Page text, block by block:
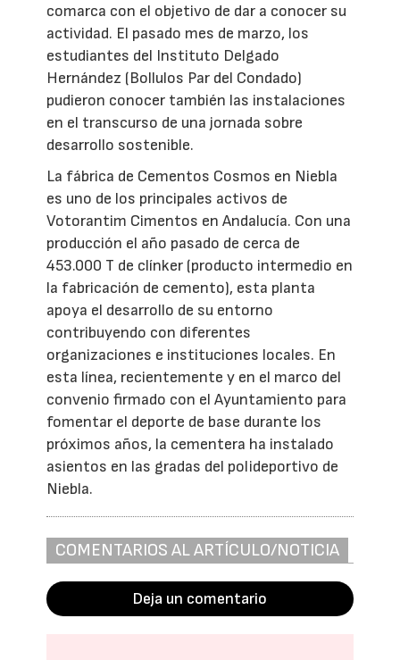
comarca con el objetivo de dar a conocer su
actividad. El pasado mes de marzo, los
estudiantes del Instituto Delgado
Hernández (Bollulos Par del Condado)
pudieron conocer también las instalaciones
en el transcurso de una jornada sobre
desarrollo sostenible.
La fábrica de Cementos Cosmos en Niebla
es uno de los principales activos de
Votorantim Cimentos en Andalucía. Con una
producción el año pasado de cerca de
453.000 T de clínker (producto intermedio en
la fabricación de cemento), esta planta
apoya el desarrollo de su entorno
contribuyendo con diferentes
organizaciones e instituciones locales. En
esta línea, recientemente y en el marco del
convenio firmado con el Ayuntamiento para
fomentar el deporte de base durante los
próximos años, la cementera ha instalado
asientos en las gradas del polideportivo de
Niebla.
COMENTARIOS AL ARTÍCULO/NOTICIA
Deja un comentario